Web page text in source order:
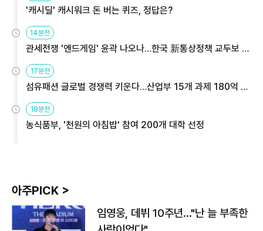
'캐시딜' 캐시워크 돈 버는 퀴즈, 정답은?
14분전
관세전쟁 '엔드게임' 윤곽 나오나…한국 新통상정책 교두보 활
용해야
17분전
섬유패션 글로벌 경쟁력 키운다…산업부 15개 과제 180억 지
원
18분전
농식품부, '천원의 아침밥' 참여 200개 대학 선정
아주PICK >
임영웅, 데뷔 10주년…"난 늘 부족한